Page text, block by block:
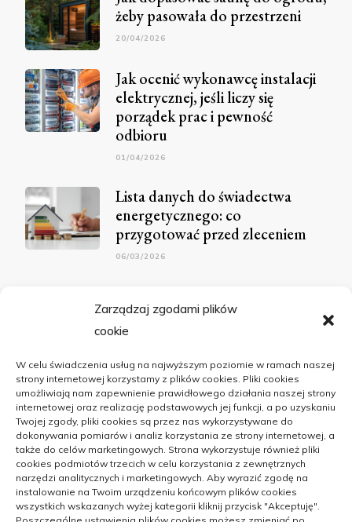
Zarządzaj zgodami plików
cookie
W celu świadczenia usług na najwyższym poziomie w ramach naszej
strony internetowej korzystamy z plików cookies. Pliki cookies
umożliwiają nam zapewnienie prawidłowego działania naszej strony
internetowej oraz realizację podstawowych jej funkcji, a po uzyskaniu
Twojej zgody, pliki cookies są przez nas wykorzystywane do
dokonywania pomiarów i analiz korzystania ze strony internetowej, a
także do celów marketingowych. Strona wykorzystuje również pliki
cookies podmiotów trzecich w celu korzystania z zewnętrznych
narzędzi analitycznych i marketingowych. Aby wyrazić zgodę na
instalowanie na Twoim urządzeniu końcowym plików cookies
wszystkich wskazanych wyżej kategorii kliknij przycisk "Akceptuję".
żeby pasowała do przestrzeni
20/04/2026
Jak ocenić wykonawcę instalacji
elektrycznej, jeśli liczy się
porządek prac i pewność
odbioru
01/04/2026
Lista danych do świadectwa
energetycznego: co
przygotować przed zleceniem
06/03/2026
POPULARNE PUBLIKACJE
budowlane – zaznajom swoistość
szkolenia
09/05/2023
Jakie maty i podkładki na stół
wybrać można dla siebie
24/11/2023